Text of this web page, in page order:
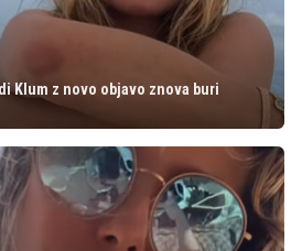
Klum z novo objavo znova buri